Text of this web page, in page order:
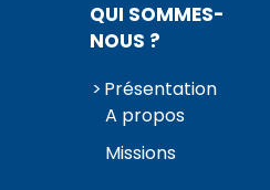
QUI SOMMES-
NOUS ?
Présentation
A propos
Missions